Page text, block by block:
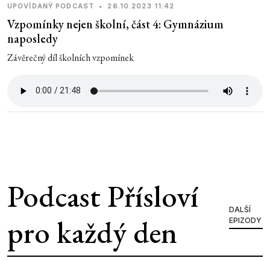
UPOVÍDANÝ PODCAST • 26.10.2023 11:42
Vzpomínky nejen školní, část 4: Gymnázium
naposledy
Závěrečný díl školních vzpomínek
Podcast Přísloví
pro každý den
DALŠÍ
EPIZODY